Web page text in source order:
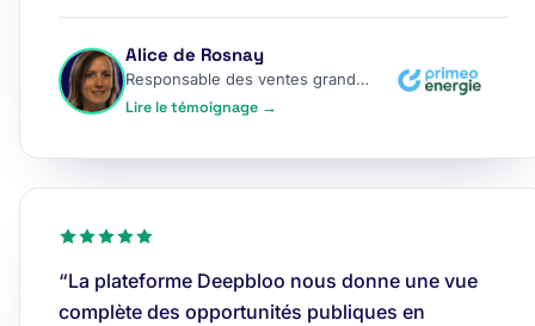
Alice de Rosnay
Responsable des ventes grands comptes
Lire le témoignage →
“La plateforme Deepbloo nous donne une vue
complète des opportunités publiques en